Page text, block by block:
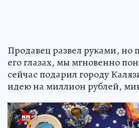
Продавец развел руками, но
его глазах, мы мгновенно
сейчас подарил городу
идею на миллион рублей,